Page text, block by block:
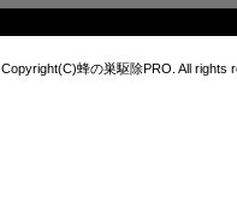
Copyright(C)蜂の巣駆除PRO. All rights